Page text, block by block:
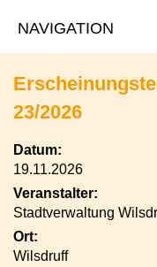
23/2026
Datum:
19.11.2026
Veranstalter:
Stadtverwaltung
Ort:
Wilsdruff